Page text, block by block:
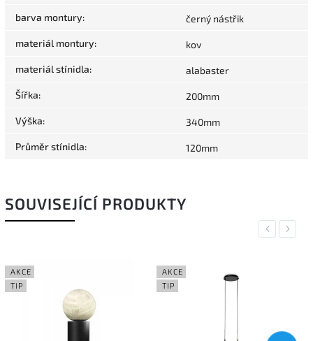
barva montury: černý nástřik
materiál montury: kov
materiál stínidla: alabaster
Šířka: 200mm
Výška: 340mm
Průměr stínidla: 120mm
SOUVISEJÍCÍ PRODUKTY
Previous
AKCE
TIP
AKCE
TIP
Next